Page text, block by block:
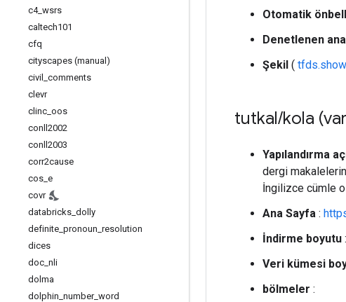
c4_ wsrs
caltech101
cfq
cityscapes (manual)
civil comments
clevr
clinc oos
conll2002
conll2003
corr2cause
cos e
covr
databricks dolly
definite pronoun resolution
dices
doc nli
dolma
dolphin number_ word
Otomatik
Denetlenen
Şekil (
tutkal/kola
Yapılandırma
dergi
İngilizce cümle
Ana Sayfa :
İndirme boyutu :
Veri kümesi
bölmeler :